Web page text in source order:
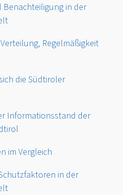
Benachteiligung in der
Regelmäßigkeit
die Südtiroler
Informationsstand der
im Vergleich
in der